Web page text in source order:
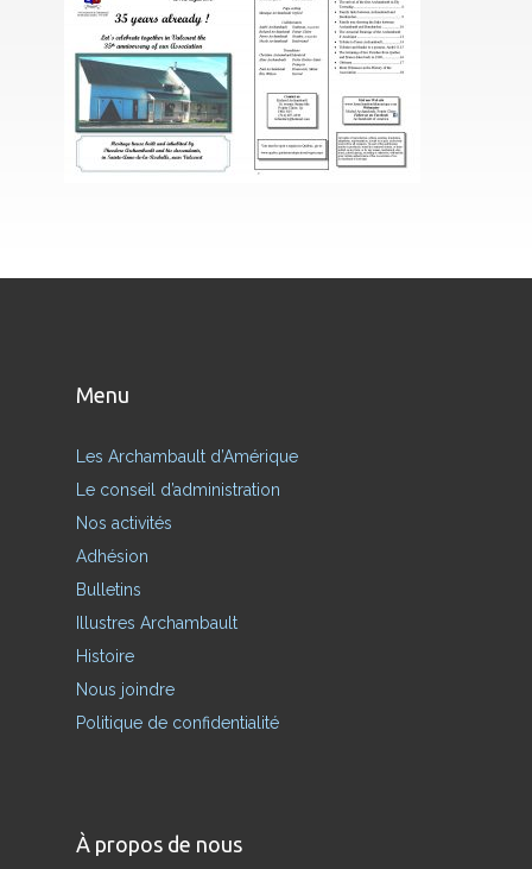
Menu
Les Archambault d’Amérique
Le conseil d’administration
Nos activités
Adhésion
Bulletins
Illustres Archambault
Histoire
Nous joindre
Politique de confidentialité
À propos de nous